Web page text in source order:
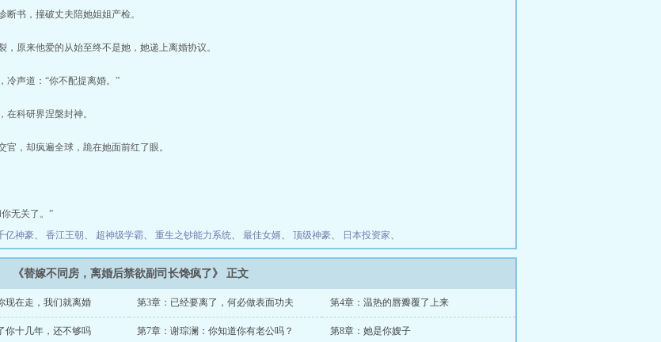
书，撞破丈夫陪她姐姐产检。
原来他爱的从始至终不是她，她递上离婚协议。
冷声道：“你不配提离婚。”
科研界涅槃封神。
，却疯遍全球，跪在她面前红了眼。
无关了。”
亿神豪、 香江王朝 、 超神级学霸、 重生之钞能力系统、 最佳女婿、 顶级神豪、 日本投资家、
《替嫁不同房，离婚后禁欲副司长馋疯了》 正文
现在走，我们就离婚 第3章：已经要离了，何必做表面功夫 第4章：温热的唇瓣覆了上来
你十几年，还不够吗 第7章：谢琮澜：你知道你有老公吗？ 第8章：她是你嫂子